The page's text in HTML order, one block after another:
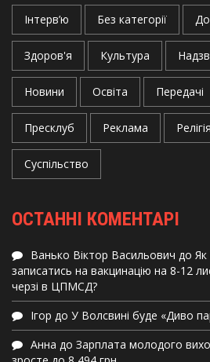
Інтерв’ю Без категорії
Здоров'я Культура
Новини Освіта Передачі
Пресклуб Реклама Релігія
Суспільство
ОСТАННІ КОМЕНТАРІ
Ванько Віктор Васильович до Як
записатись на вакцинацію на 8-12
черзі в ЦПМСД?
Ігор до У Волсвині буде «Диво
Анна до Зарплата молодого